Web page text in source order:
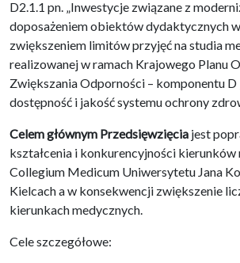
D2.1.1 pn. „Inwestycje związane z
doposażeniem obiektów dydaktycznych
zwiększeniem limitów przyjęć na studia
realizowanej w ramach Krajowego Planu
Zwiększania Odporności – komponentu D
dostępność i jakość systemu ochrony
Celem głównym Przedsięwzięcia jest
kształcenia i konkurencyjności kierunków
Collegium Medicum Uniwersytetu Jana
Kielcach a w konsekwencji zwiększenie
kierunkach medycznych.
Cele szczegółowe: